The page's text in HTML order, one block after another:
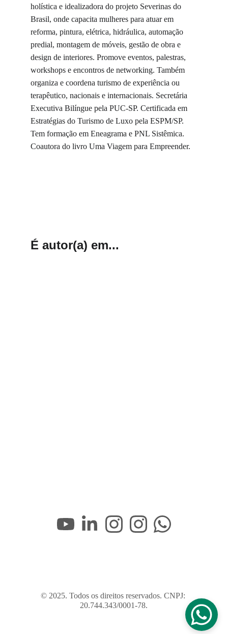
holística e idealizadora do projeto Severinas do
Brasil, onde capacita mulheres para atuar em
reforma, pintura, elétrica, hidráulica, automação
predial, montagem de móveis, gestão de obra e
design de interiores. Promove eventos, palestras,
workshops e encontros de networking. Também
organiza e coordena turismo de experiência ou
terapêutico, nacionais e internacionais. Secretária
Executiva Bilíngue pela PUC-SP. Certificada em
Estratégias do Turismo de Luxo pela ESPM/SP.
Tem formação em Eneagrama e PNL Sistêmica.
Coautora do livro Uma Viagem para Empreender.
É autor(a) em...
© 2025. Todos os direitos reservados. CNPJ:
20.744.343/0001-78.